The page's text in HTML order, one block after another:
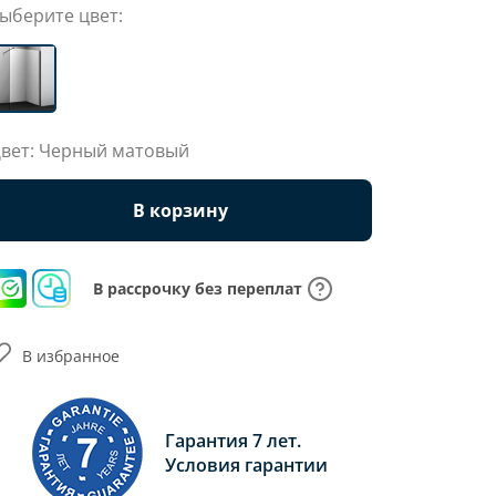
цвет:
Черный матовый
В корзину
В рассрочку без переплат
Гарантия 7 лет.
Условия гарантии
В избранное